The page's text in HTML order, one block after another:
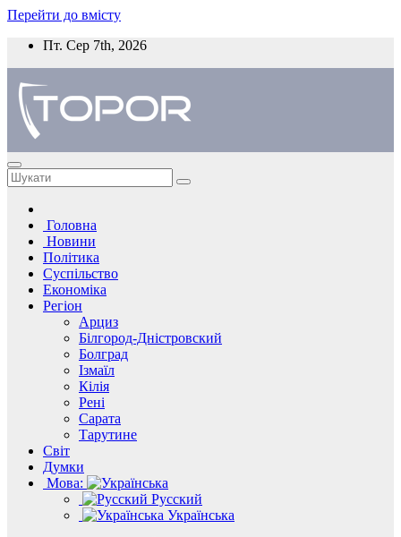
Перейти до вмісту
Пт. Сер 7th, 2026
Головна
Новини
Політика
Суспільство
Економіка
Регіон
Арциз
Білгород-Дністровский
Болград
Ізмаїл
Кілія
Рені
Сарата
Тарутине
Світ
Думки
Мова:
Русский
Українська